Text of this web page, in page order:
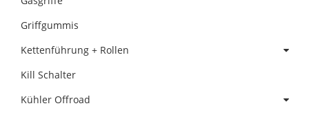
Griffgummis
Kettenführung + Rollen
Kill Schalter
Kühler Offroad